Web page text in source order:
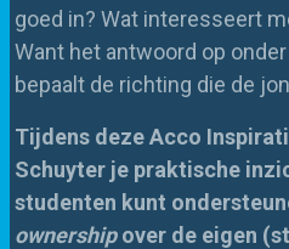
goed in? Wat interesseert
Want het antwoord op
bepaalt de richting die de
Tijdens deze Acco
Schuyter je praktische
studenten kunt
ownershipover de eigen